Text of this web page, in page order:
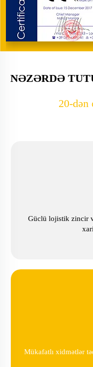
NƏZƏRDƏ
20-
Güclü lojistik zincir
Mükafatlı xidmətlər